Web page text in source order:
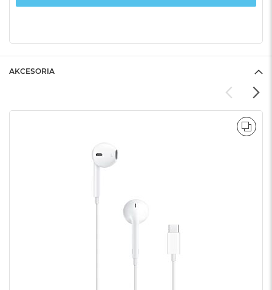
AKCESORIA